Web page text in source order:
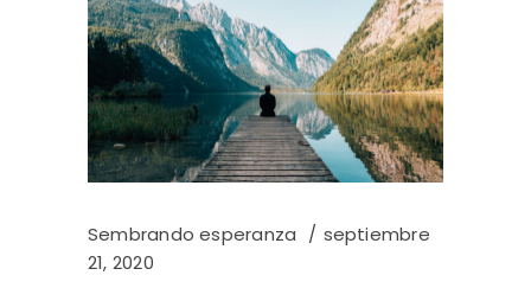
Sembrando esperanza
septiembre
21, 2020